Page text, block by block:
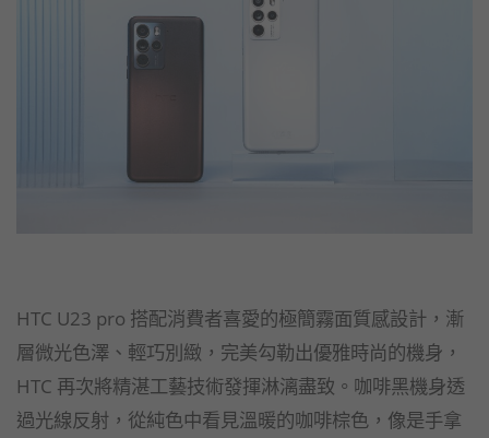
HTC U23 pro 搭配消費者喜愛的極簡霧面質感設計，漸
層微光色澤、輕巧別緻，完美勾勒出優雅時尚的機身，
HTC 再次將精湛工藝技術發揮淋漓盡致。咖啡黑機身透
過光線反射，從純色中看見溫暖的咖啡棕色，像是手拿